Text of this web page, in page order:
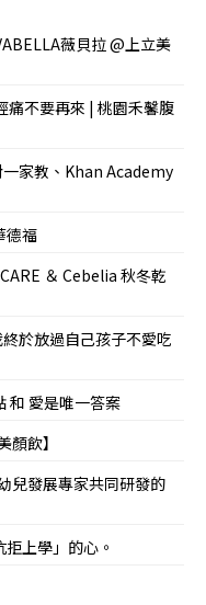
薇貝拉 @上立美
痛不要再來 | 桃園禾馨腹
家教、Khan Academy
德福
＆ Cebelia 秋冬乾
於放過自己孩子不愛吃
和 愛是唯一答案
飲】
兒發展專家共同研發的
上學」的心。